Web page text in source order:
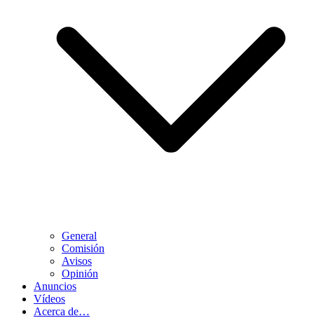
General
Comisión
Avisos
Opinión
Anuncios
Vídeos
Acerca de…